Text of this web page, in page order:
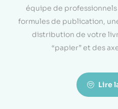
équipe de
formules de publication,
distribution de votre
“papier” et des
Lire